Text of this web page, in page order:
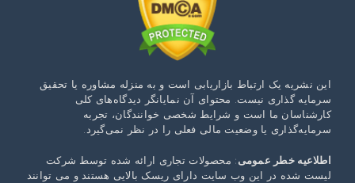
این نشریه یک ارتباط بازاریابی است و به منزله مشاوره یا تحقیق
سرمایه گذاری نیست. محتوای آن نمایانگر دیدگاه‌های کلی
کارشناسان ما است و شرایط شخصی خوانندگان، تجربه
سرمایه‌گذاری یا وضعیت مالی فعلی را در نظر نمی‌گیرد.
اطلاعیه خطر عمومی: محصولات تجاری ارائه شده توسط شرکت
لیست شده در این وب سایت دارای ریسک بالایی هستند و می توانند